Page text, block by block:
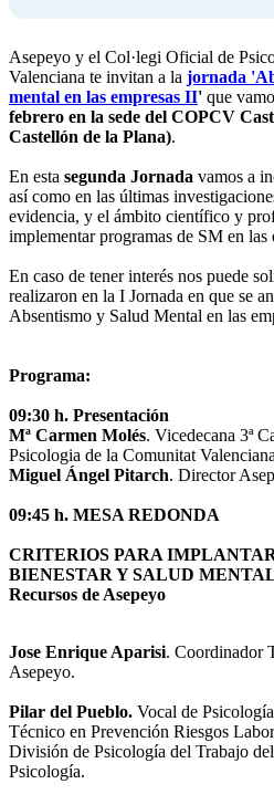
Asepeyo y el Col·legi Oficial de
Valenciana te invitan a la jornada
mental en las empresas II' que
febrero en la sede del COPCV
Castellón de la Plana).
En esta segunda Jornada vamos a
así como en las últimas
evidencia, y el ámbito científico y
implementar programas de SM en las
En caso de tener interés nos puede
realizaron en la I Jornada en que se
Absentismo y Salud Mental en las
Programa:
09:30 h. Presentación
Mª Carmen Molés. Vicedecana 3ª
Psicologia de la Comunitat Valenciana
Miguel Ángel Pitarch. Director
09:45 h. MESA REDONDA
CRITERIOS PARA
BIENESTAR Y SALUD
Recursos de Asepeyo
Jose Enrique Aparisi. Coordinador
Asepeyo.
Pilar del Pueblo. Vocal de
Técnico en Prevención Riesgos
División de Psicología del Trabajo
Psicología.